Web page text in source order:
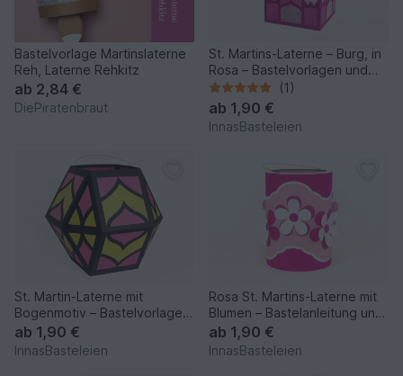
Bastelvorlage Martinslaterne
Reh, Laterne Rehkitz
ab 2,84 €
DiePiratenbraut
St. Martins-Laterne – Burg, in
Rosa – Bastelvorlagen und
Anleitung
(1)
ab 1,90 €
InnasBasteleien
St. Martin-Laterne mit
Bogenmotiv – Bastelvorlagen
und Anleitung
ab 1,90 €
InnasBasteleien
Rosa St. Martins-Laterne mit
Blumen – Bastelanleitung und
Vorlagen
ab 1,90 €
InnasBasteleien